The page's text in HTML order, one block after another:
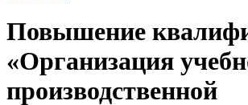
Повышение
«Организация
производственной